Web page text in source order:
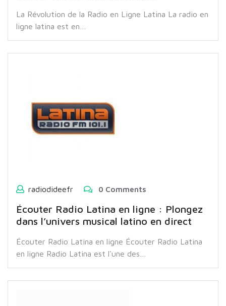
La Révolution de la Radio en Ligne Latina La radio en
ligne latina est en…
radiodideefr 0 Comments
Écouter Radio Latina en ligne : Plongez
dans l’univers musical latino en direct
Écouter Radio Latina en ligne Écouter Radio Latina
en ligne Radio Latina est l'une des…